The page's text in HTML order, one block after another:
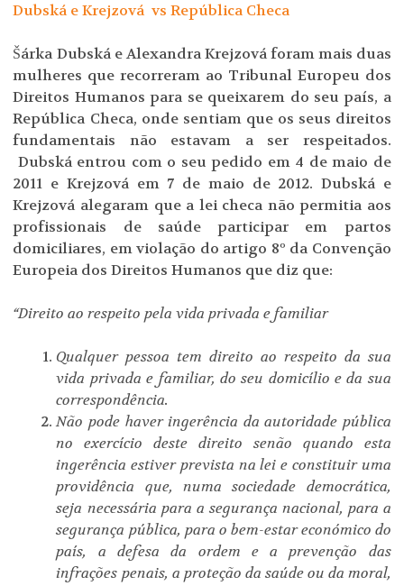
Dubská eKrejzová vs República Checa
Šárka Dubská e Alexandra Krejzová foram mais duas
mulheres que recorreram ao Tribunal Europeu dos
Direitos Humanos para se queixarem do seu país, a
República Checa, onde sentiam que os seus direitos
fundamentais não estavam a ser respeitados.
Dubská entrou com o seu pedido em 4 de maio de
2011 e Krejzová em 7 de maio de 2012. Dubská e
Krejzová alegaram que a lei checa não permitia aos
profissionais de saúde participar em partos
domiciliares, em violação do artigo 8º da Convenção
Europeia dos Direitos Humanos que diz que:
“Direito ao respeito pela vida privada e familiar
Qualquer pessoa tem direito ao respeito da sua
vida privada e familiar, do seu domicílio e da sua
correspondência.
Não pode haver ingerência da autoridade pública
no exercício deste direito senão quando esta
ingerência estiver prevista na lei e constituir uma
providência que, numa sociedade democrática,
seja necessária para a segurança nacional, para a
segurança pública, para o bem-estar económico do
país, a defesa da ordem e a prevenção das
infrações penais, a proteção da saúde ou da moral,